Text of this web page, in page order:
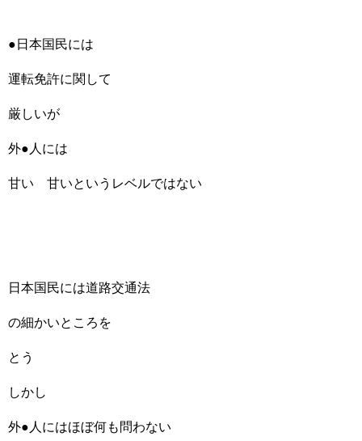
●日本国民には
運転免許に関して
厳しいが
外●人には
甘い 甘いというレベルではない
日本国民には道路交通法
の細かいところを
とう
しかし
外●人にはほぼ何も問わない